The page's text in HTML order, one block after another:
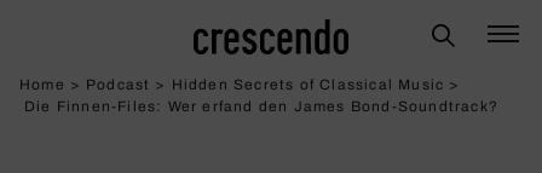
Home > Podcast > Hidden Secrets of Classical Music >
Die Finnen-Files: Wer erfand den James Bond-Sound­track?